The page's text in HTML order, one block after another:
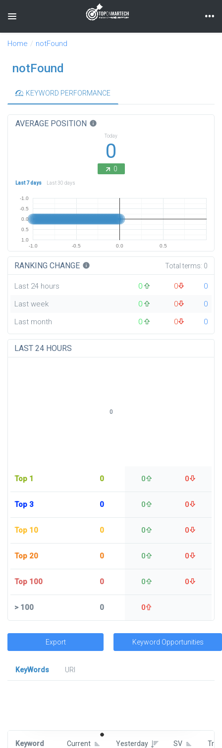
Toggle navigation
Home notFound
notFound
KEYWORD PERFORMANCE
AVERAGE POSITION info
Today
0
0
Last 7 days Last 30 days
-1.0 -0.5 0.0 0.5
-1.0
-0.5
0.0
0.5
1.0
RANKING CHANGE info Total terms: 0
Last 24 hours 0 0
0
Last week
0 0
0
Last month
0 0 0
LAST 24 HOURS
Top 1 0 0 0
Top 3 0 0 0
Top 10 0 0 0
Top 20 0 0 0
Top 100 0 0 0
>100 0 0
0
Export Keyword Opportunities
KeyWords
URl
Keyword Current Yesterday SV